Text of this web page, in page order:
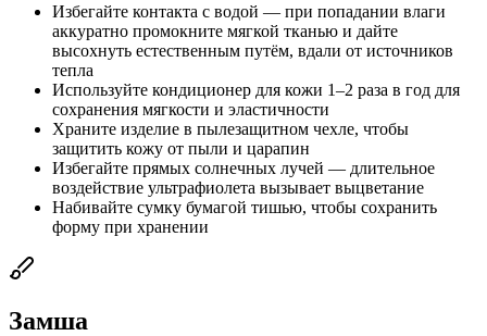
Избегайте контакта с водой — при попадании влаги
аккуратно промокните мягкой тканью и дайте
высохнуть естественным путём, вдали от источников
тепла
Используйте кондиционер для кожи 1–2 раза в год для
сохранения мягкости и эластичности
Храните изделие в пылезащитном чехле, чтобы
защитить кожу от пыли и царапин
Избегайте прямых солнечных лучей — длительное
воздействие ультрафиолета вызывает выцветание
Набивайте сумку бумагой тишью, чтобы сохранить
форму при хранении
Замша